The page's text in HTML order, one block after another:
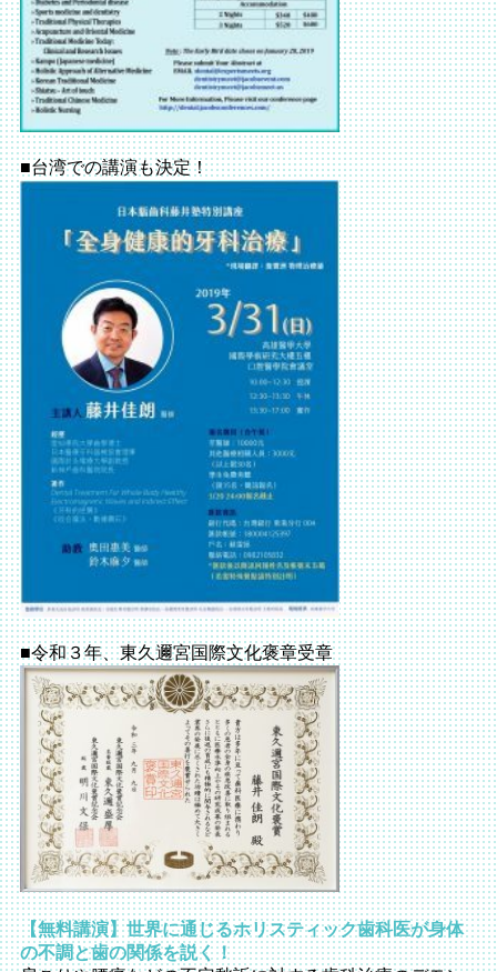
■台湾での講演も決定！
■令和３年、東久邇宮国際文化褒章受章
【無料講演】世界に通じるホリスティック歯科医が身体
の不調と歯の関係を説く！